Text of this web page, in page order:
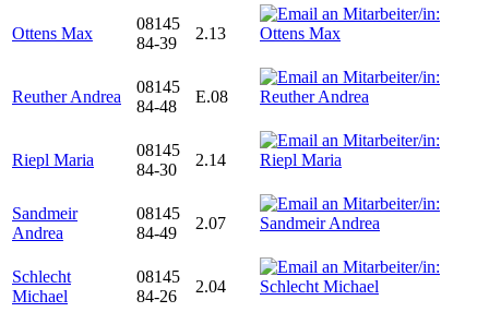
Ottens Max
08145
84-39
2.13
Reuther Andrea
08145
84-48
E.08
Riepl Maria
08145
84-30
2.14
Sandmeir
Andrea
08145
84-49
2.07
Schlecht
Michael
08145
84-26
2.04